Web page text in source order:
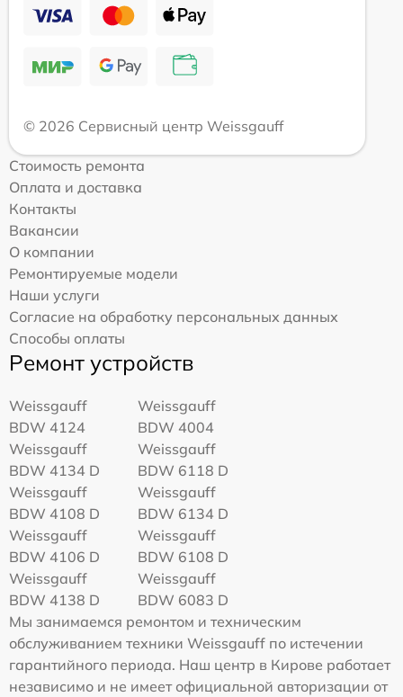
© 2026 Сервисный центр Weissgauff
Стоимость ремонта
Оплата и доставка
Контакты
Вакансии
О компании
Ремонтируемые модели
Наши услуги
Согласие на обработку персональных данных
Способы оплаты
Ремонт устройств
Weissgauff
BDW 4124
Weissgauff
BDW 4004
Weissgauff
BDW 4134 D
Weissgauff
BDW 6118 D
Weissgauff
BDW 4108 D
Weissgauff
BDW 6134 D
Weissgauff
BDW 4106 D
Weissgauff
BDW 6108 D
Weissgauff
BDW 4138 D
Weissgauff
BDW 6083 D
Мы занимаемся ремонтом и техническим
обслуживанием техники Weissgauff по истечении
гарантийного периода. Наш центр в Кирове работает
независимо и не имеет официальной авторизации от